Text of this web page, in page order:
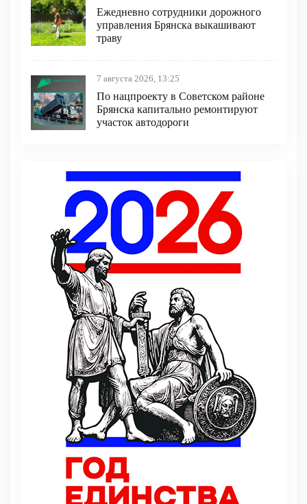
Ежедневно сотрудники дорожного
управления Брянска выкашивают
траву
7 августа 2026, 13:25
По нацпроекту в Советском районе
Брянска капитально ремонтируют
участок автодороги